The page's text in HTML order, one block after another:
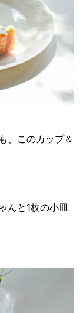
、このカップ＆
んと1枚の小皿